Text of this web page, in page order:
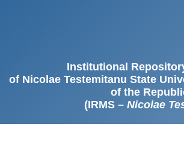
Institutional
of Nicolae Testemitanu State
of the
(IRMS – Nicolae